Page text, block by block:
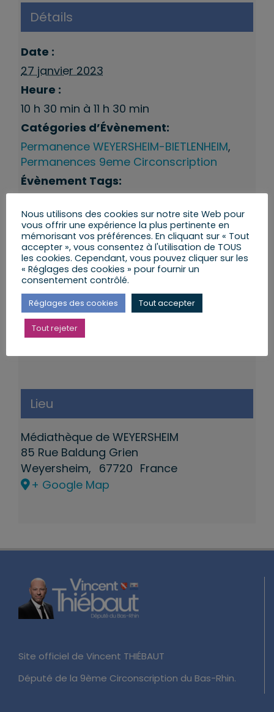
Détails
Date :
27 janvier 2023
Heure :
10 h 30 min à 11 h 30 min
Catégories d’Évènement:
Permanence WEYERSHEIM-BIETLENHEIM,
Permanences 9eme Circonscription
Évènement Tags:
Lieu
Médiathèque de WEYERSHEIM
85 Rue Baldung Grien
Weyersheim, 67720 France
+ Google Map
Site officiel de Vincent THIÉBAUT
Député de la 9ème Circonscription du Bas-Rhin.
Nous utilisons des cookies sur notre site Web pour
vous offrir une expérience la plus pertinente en
mémorisant vos préférences. En cliquant sur « Tout
accepter », vous consentez à l'utilisation de TOUS
les cookies. Cependant, vous pouvez cliquer sur les
« Réglages des cookies » pour fournir un
consentement contrôlé.
Réglages des cookies Tout accepter
Tout rejeter